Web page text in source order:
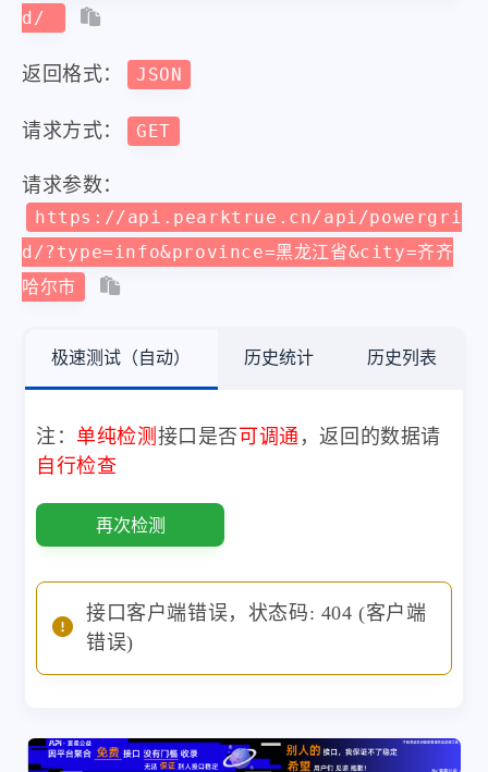
d/
返回格式： JSON
请求方式： GET
请求参数：
https://api.pearktrue.cn/api/powergri
d/?type=info&province=黑龙江省&city=齐齐
哈尔市
极速测试（自动） 历史统计 历史列表
注： 单纯检测 接口是否 可调通 ，返回的数据请
自行检查
再次检测
接口客户端错误，状态码: 404 (客户端
错误)